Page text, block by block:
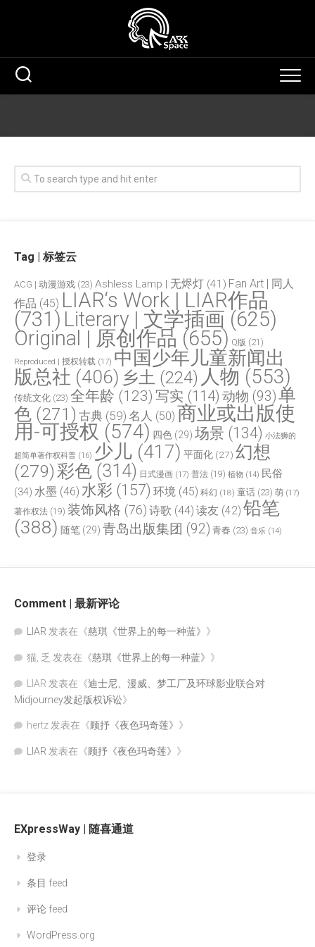
Tag | 标签云
ACG | 动漫游戏 (23) Ashless Lamp | 无烬灯 (41) Fan Art | 同人
作品 (45) LIAR‘s Work | LIAR作品
(731) Literary | 文学插画 (625)
Original | 原创作品 (655) Q版 (21)
Reproduced | 授权转载 (17) 中国少年儿童新闻出
版总社 (406) 乡土 (224) 人物 (553)
传统文化 (23) 全年龄 (123) 写实 (114) 动物 (93)单
色 (271) 古典 (59) 名人 (50) 商业或出版使
用-可授权 (574) 四色 (29) 场景 (134) 小法狮的
超简单著作权科普 (16) 少儿 (417) 平面化 (27) 幻想
(279)彩色 (314) 日式漫画 (17) 普法 (19) 植物 (14) 民俗
(34) 水墨 (46) 水彩 (157) 环境 (45) 科幻 (18) 童话 (23) 萌 (17)
著作权法 (19) 装饰风格 (76) 诗歌 (44) 读友 (42) 铅笔
(388) 随笔 (29) 青岛出版集团 (92) 青春 (23) 音乐 (14)
Comment | 最新评论
LIAR 发表在《慈琪《世界上的每一种蓝》 》
猫, 乏 发表在《慈琪《世界上的每一种蓝》 》
LIAR 发表在《迪士尼、漫威、梦工厂及环球影业联合对
Midjourney发起版权诉讼》
hertz 发表在《顾抒《夜色玛奇莲》 》
LIAR 发表在《顾抒《夜色玛奇莲》 》
EXpressWay | 随喜通道
登录
条目 feed
评论 feed
WordPress.org